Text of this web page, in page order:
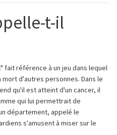
t-il
référence à un jeu dans lequel
d'autres personnes. Dans le
qu'il est atteint d'un cancer, il
qui lui permettrait de
département, appelé le
s'amusent à miser sur le